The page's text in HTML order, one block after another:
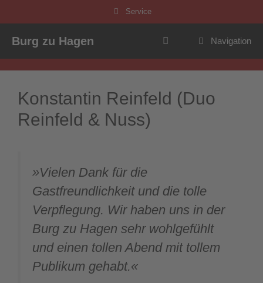
Inhalt
springen
Service
Burg zu Hagen Navigation
Konstantin Reinfeld (Duo
Reinfeld & Nuss)
»Vielen Dank für die
Gastfreundlichkeit und die tolle
Verpflegung. Wir haben uns in der
Burg zu Hagen sehr wohlgefühlt
und einen tollen Abend mit tollem
Publikum gehabt.«